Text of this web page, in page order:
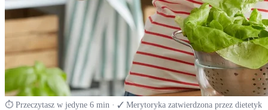
⏱ Przeczytasz w jedyne 6 min · ✓ Merytoryka zatwierdzona przez dietetyk